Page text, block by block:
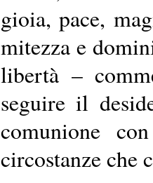
gioia, pace,
mitezza e
libertà –
seguire il
comunione
circostanze che